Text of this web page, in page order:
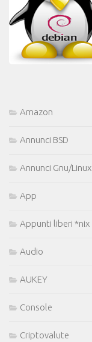
Amazon
Annunci BSD
Annunci Gnu/Linux
App
Appunti liberi *nix
Audio
AUKEY
Console
Criptovalute